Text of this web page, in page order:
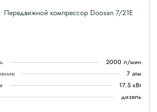
Передвижной компрессор Doosan 7/21E
2000 л/мин
7 атм
17.5 кВт
дизель